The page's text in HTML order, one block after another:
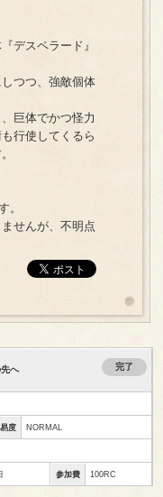
デスペラード』
つつ、強敵個体
巨体でかつ怪力
行使してくるら
。
せんが、不明点
へ 完了
度 NORMAL
参加費 100RC